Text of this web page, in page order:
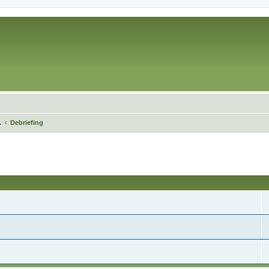
Debriefing